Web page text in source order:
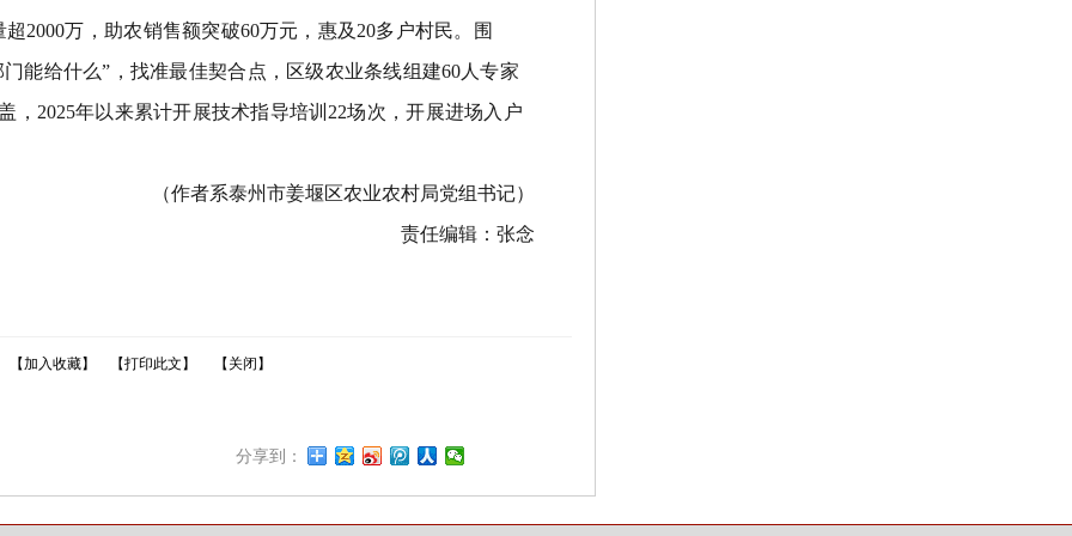
超2000万，助农销售额突破60万元，惠及 20多户村民。围
门能给什么” ，找准最佳契合点，区级农业条线组建60人专家
， 2025年以来累计开展技术指导培训 22场次，开展进场入户
（作者系泰州市姜堰区农业农村局党组书记）
责任编辑：张念
【加入收藏】 【打印此文】 【关闭】
分享到：